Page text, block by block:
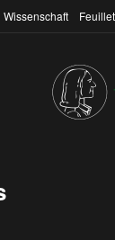
Wissenschaft